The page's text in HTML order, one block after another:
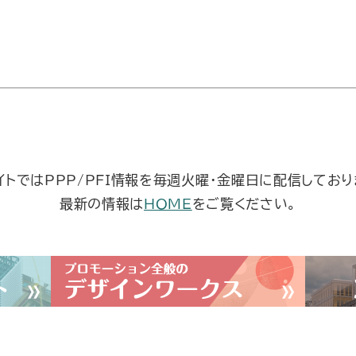
トではPPP/PFI情報を毎週火曜・金曜日に配信しており
最新の情報は HOMEをご覧ください。